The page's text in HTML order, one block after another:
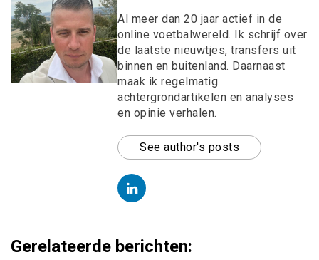
Al meer dan 20 jaar actief in de
online voetbalwereld. Ik schrijf over
de laatste nieuwtjes, transfers uit
binnen en buitenland. Daarnaast
maak ik regelmatig
achtergrondartikelen en analyses
en opinie verhalen.
See author's posts
Gerelateerde berichten: